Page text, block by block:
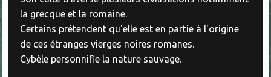
la grecque et la romaine.
Certains prétendent qu'elle est en partie à l'origine
de ces étranges vierges noires romanes.
Cybèle personnifie la nature sauvage.